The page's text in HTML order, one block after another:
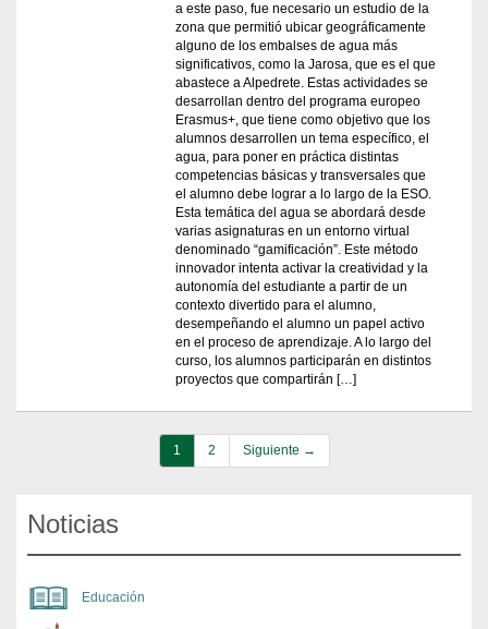
a este paso, fue necesario un estudio de la
zona que permitió ubicar geográficamente
alguno de los embalses de agua más
significativos, como la Jarosa, que es el que
abastece a Alpedrete. Estas actividades se
desarrollan dentro del programa europeo
Erasmus+, que tiene como objetivo que los
alumnos desarrollen un tema específico, el
agua, para poner en práctica distintas
competencias básicas y transversales que
el alumno debe lograr a lo largo de la ESO.
Esta temática del agua se abordará desde
varias asignaturas en un entorno virtual
denominado “gamificación”. Este método
innovador intenta activar la creatividad y la
autonomía del estudiante a partir de un
contexto divertido para el alumno,
desempeñando el alumno un papel activo
en el proceso de aprendizaje. A lo largo del
curso, los alumnos participarán en distintos
proyectos que compartirán […]
1 2 Siguiente →
Noticias
Educación